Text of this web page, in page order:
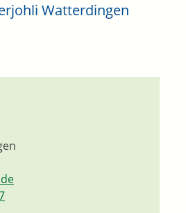
Watterdingen